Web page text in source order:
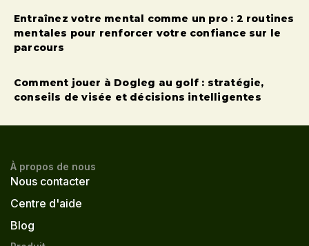
Entraînez votre mental comme un pro : 2 routines
mentales pour renforcer votre confiance sur le
parcours
Comment jouer à Dogleg au golf : stratégie,
conseils de visée et décisions intelligentes
À propos de nous
Nous contacter
Centre d'aide
Blog